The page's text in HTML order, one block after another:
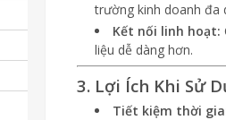
trường kinh doanh đa
Kết nối linh hoạt:
liệu dễ dàng hơn.
3. Lợi Ích Khi Sử
Tiết kiệm thời